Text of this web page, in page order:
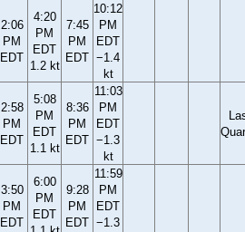
2:06
PM
EDT
4:20
PM
EDT
1.2 kt
7:45
PM
EDT
10:12
PM
EDT
−1.4
kt
2:58
PM
EDT
5:08
PM
EDT
1.1 kt
8:36
PM
EDT
11:03
PM
EDT
−1.3
kt
3:50
PM
EDT
6:00
PM
EDT
9:28
PM
EDT
11:59
PM
EDT
−1.3